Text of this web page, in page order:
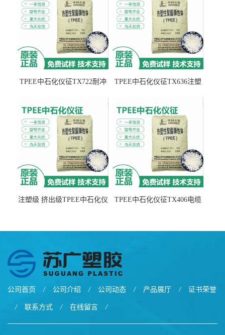
TPEE中石化仪征TX722耐冲
TPEE中石化仪征TX636注塑
注塑级 挤出级TPEE中石化仪
TPEE中石化仪征TX406电缆
公司首页 / 公司介绍 / 公司动态 / 产品展厅 / 证书荣誉
/ 联系方式 / 在线留言 /